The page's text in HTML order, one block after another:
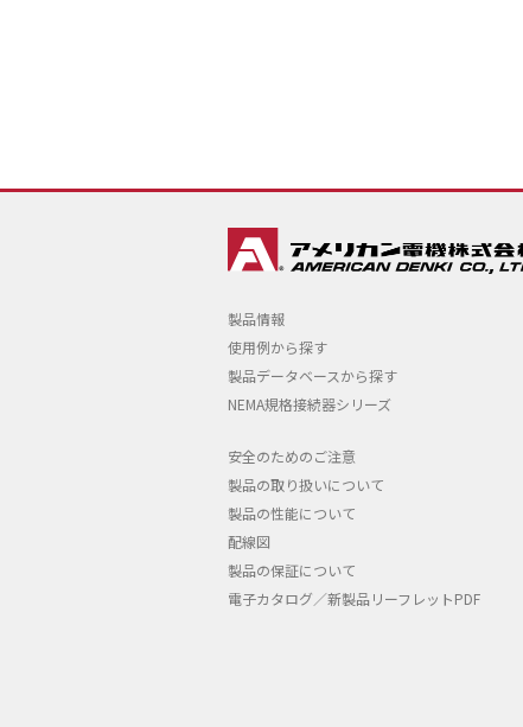
製品情報
使用例から探す
製品データベースから探す
NEMA規格接続器シリーズ
安全のためのご注意
製品の取り扱いについて
製品の性能について
配線図
製品の保証について
電子カタログ／新製品リーフレットPDF